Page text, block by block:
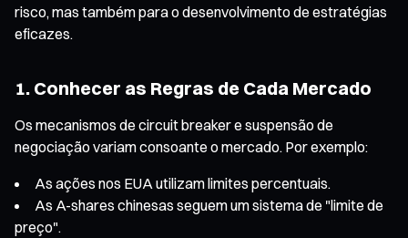
risco, mas também para o desenvolvimento de estratégias
eficazes.
1. Conhecer as Regras de Cada Mercado
Os mecanismos de circuit breaker e suspensão de
negociação variam consoante o mercado. Por exemplo:
As ações nos EUA utilizam limites percentuais.
As A-shares chinesas seguem um sistema de "limite de
preço".